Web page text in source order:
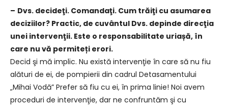
– Dvs. decideţi. Comandaţi. Cum trăiţi cu asumarea
deciziilor? Practic, de cuvântul Dvs. depinde direcţia
unei intervenţii. Este o responsabilitate uriașă, în
care nu vă permiteți erori.
Decid şi mă implic. Nu există intervenţie în care să nu fiu
alături de ei, de pompierii din cadrul Detasamentului
„Mihai Vodă” Prefer să fiu cu ei, în prima linie! Noi avem
proceduri de intervenţie, dar ne confruntăm şi cu